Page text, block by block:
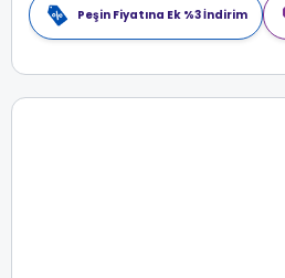
Peşin Fiyatına Ek %3 İndirim